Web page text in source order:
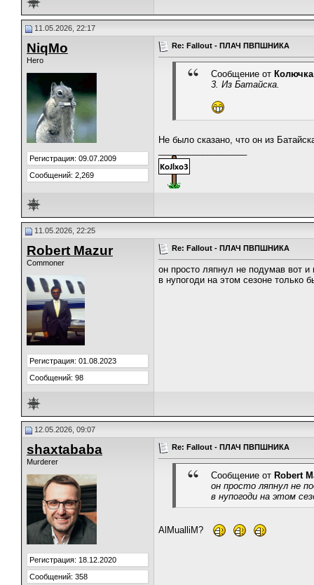
11.05.2026, 22:17
NiqMo
Hero
Регистрация: 09.07.2009
Сообщений: 2,269
Re: Fallout - ПЛАЧ ПВПШНИКА
Сообщение от Колючка
3. Из Батайска.
Не было сказано, что он из
11.05.2026, 22:25
Robert Mazur
Commoner
Регистрация: 01.08.2023
Сообщений: 98
Re: Fallout - ПЛАЧ ПВПШНИКА
он просто ляпнул не подумав вот и
в нупогоди на этом сезоне
12.05.2026, 09:07
shaxtababa
Murderer
Регистрация: 18.12.2020
Сообщений: 358
Re: Fallout - ПЛАЧ ПВПШНИКА
Сообщение от Robert
он просто ляпнул не
в нупогоди на этом
AlMualliM?